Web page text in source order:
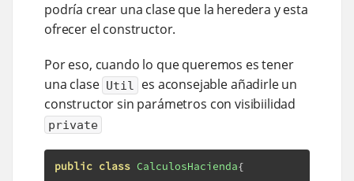
podría crear una clase que la heredera y esta
ofrecer el constructor.
Por eso, cuando lo que queremos es tener
una clase Util
es aconsejable añadirle un
constructor sin parámetros con visibiilidad
private
public class CalculosHacienda{